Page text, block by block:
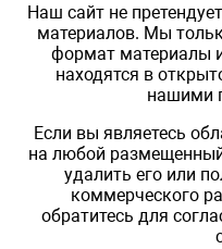
Наш сайт не
материалов. Мы
формат материалы
находятся в
нашими
Если вы являетесь
на любой
удалить его или
коммерческого
обратитесь для